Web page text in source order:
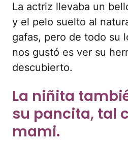
La actriz llevaba un
y el pelo suelto al
gafas, pero de todo su
nos gustó es ver su
descubierto.
La niñita
su pancita, tal
mami.